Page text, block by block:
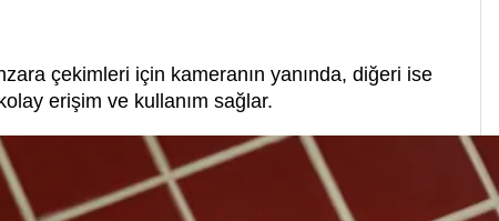
çekimleri için kameranın yanında, diğeri ise
erişim ve kullanım sağlar.